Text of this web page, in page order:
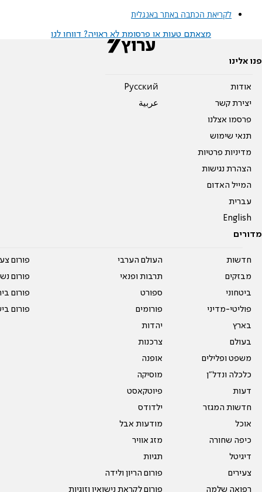
לקריאת הכתבה באתר באנגלית
מצאתם טעות או פרסומת לא ראויה? דווחו לנו
פנו אלינו
אודות
יצירת קשר
פרסמו אצלנו
תנאי שימוש
מדיניות פרטיות
הצהרת נגישות
המייל האדום
עברית
English
Pусский
عربية
מדורים
חדשות
מבזקים
ביטחוני
פוליטי-מדיני
בארץ
בעולם
משפט ופלילים
כלכלה ונדל"ן
דעות
חדשות המגזר
אוכל
כיפה שחורה
דיגיטל
צעירים
רפואה שלמה
העולם הערבי
תרבות ופנאי
ספורט
פורומים
יהדות
צרכנות
אופנה
מוסיקה
פיוטקאסט
ילדודס
מודעות אבל
מזג אוויר
תגיות
פורום הריון ולידה
פורום לקראת נישואין וזוגיות
פורום
פורום
פורום
פורום